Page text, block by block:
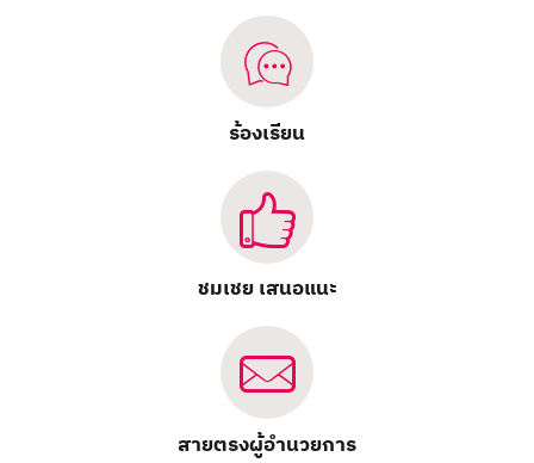
ร้องเรียน
ชมเชย เสนอแนะ
สายตรงผู้อำนวยการ